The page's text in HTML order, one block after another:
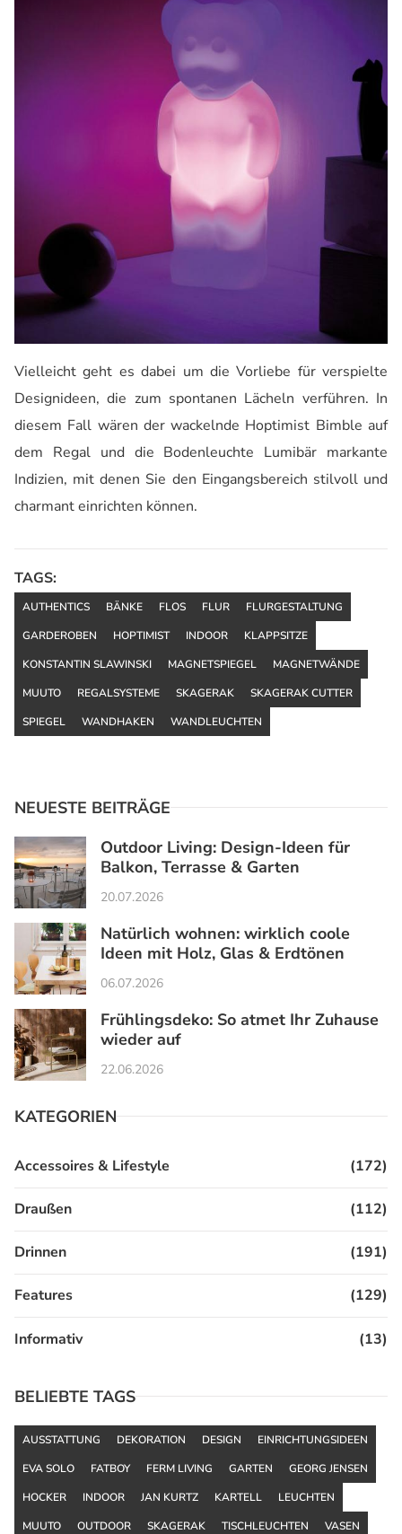
Vielleicht geht es dabei um die Vorliebe für verspielte
Designideen, die zum spontanen Lächeln verführen. In
diesem Fall wären der wackelnde Hoptimist Bimble auf
dem Regal und die Bodenleuchte Lumibär markante
Indizien, mit denen Sie den Eingangsbereich stilvoll und
charmant einrichten können.
TAGS:
AUTHENTICS BÄNKE FLOS FLUR
FLURGESTALTUNG
GARDEROBEN
HOPTIMIST INDOOR
KLAPPSITZE
KONSTANTIN SLAWINSKI
MAGNETSPIEGEL
MAGNETWÄNDE
MUUTO
REGALSYSTEME SKAGERAK
SKAGERAK CUTTER
SPIEGEL
WANDHAKEN WANDLEUCHTEN
NEUESTE BEITRÄGE
Outdoor Living: Design-Ideen für
Balkon, Terrasse & Garten
20.07.2026
Natürlich wohnen: wirklich coole
Ideen mit Holz, Glas & Erdtönen
06.07.2026
Frühlingsdeko: So atmet Ihr Zuhause
wieder auf
22.06.2026
KATEGORIEN
Accessoires & Lifestyle (172)
Draußen (112)
Drinnen (191)
Features (129)
Informativ (13)
BELIEBTE TAGS
AUSSTATTUNG DEKORATION DESIGN
EINRICHTUNGSIDEEN
EVA SOLO
FATBOY FERM LIVING GARTEN
GEORG JENSEN
HOCKER
INDOOR JAN KURTZ KARTELL
LEUCHTEN
MUUTO
OUTDOOR SKAGERAK TISCHLEUCHTEN
VASEN